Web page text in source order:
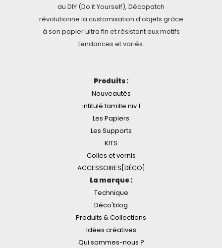
du DIY (Do it Yourself), Décopatch
révolutionne la customisation d'objets grâce
à son papier ultra fin et résistant aux motifs
tendances et variés.
Produits :
Nouveautés
intitulé famille niv 1
Les Papiers
Les Supports
KITS
Colles et vernis
ACCESSOIRES[DÉCO]
La marque :
Technique
Déco'blog
Produits & Collections
Idées créatives
Qui sommes-nous ?